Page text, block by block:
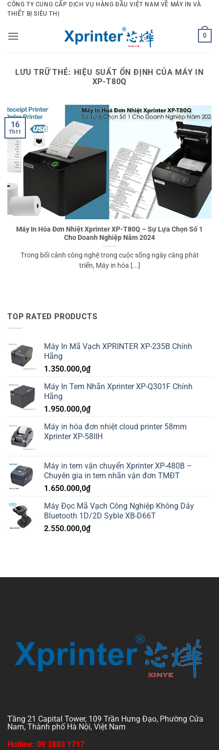
Bỏ
qua
dung
CÔNG TY CUNG CẤP DỊCH VỤ HÀNG ĐẦU VIỆT NAM VỀ MÁY IN VÀ
THIẾT BỊ SIÊU THỊ
0
LƯU TRỮ THẺ: HIỆU SUẤT ỔN ĐỊNH CỦA MÁY IN
XP-T80Q
Máy In Hóa Đơn Nhiệt Xprinter XP-T80Q – Sự Lựa Chọn Số 1
Cho Doanh Nghiệp Năm 2024
Trong bối cảnh công nghệ trong cuộc sống ngày càng phát
triển, Máy in hóa [...]
16
Th11
TOP RATED PRODUCTS
Máy In Mã Vạch XPRINTER XP-235B Chính
Hãng
1.350.000,0₫
Máy In Tem Nhãn Xprinter XP-Q301F Chính
Hãng
1.950.000,0₫
Máy in hóa đơn nhiệt cloud printer 58mm
Xprinter XP-58IIH
Máy in tem vận chuyển Xprinter XP-480B –
Chuyên gia in tem nhãn vận đơn TMĐT
1.650.000,0₫
Máy Đọc Mã Vạch Công Nghiệp Không Dây
Bluetooth 1D/2D Syble XB-D66T
2.550.000,0₫
Tầng 21 Capital Tower, 109 Trần Hưng Đạo, Phường Cửa
Nam, Thành phố Hà Nội, Việt Nam
Hotline: 09 3883 1717